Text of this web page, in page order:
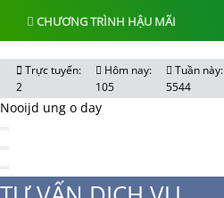
CHƯƠNG TRÌNH HẬU MÃI
Trực tuyến:
2
Hôm nay:
105
Tuần này:
5544
Nooijd ung o day